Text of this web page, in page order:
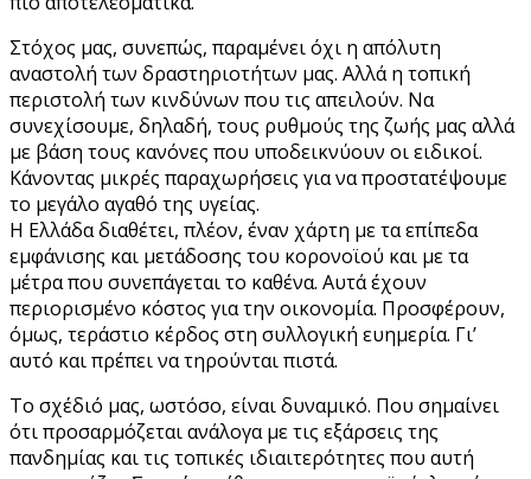
Στόχος μας, συνεπώς, παραμένει όχι η απόλυτη
αναστολή των δραστηριοτήτων μας. Αλλά η τοπική
περιστολή των κινδύνων που τις απειλούν. Να
συνεχίσουμε, δηλαδή, τους ρυθμούς της ζωής μας αλλά
με βάση τους κανόνες που υποδεικνύουν οι ειδικοί.
Κάνοντας μικρές παραχωρήσεις για να προστατέψουμε
το μεγάλο αγαθό της υγείας.
Η Ελλάδα διαθέτει, πλέον, έναν χάρτη με τα επίπεδα
εμφάνισης και μετάδοσης του κορονοϊού και με τα
μέτρα που συνεπάγεται το καθένα. Αυτά έχουν
περιορισμένο κόστος για την οικονομία. Προσφέρουν,
όμως, τεράστιο κέρδος στη συλλογική ευημερία. Γι’
αυτό και πρέπει να τηρούνται πιστά.
Το σχέδιό μας, ωστόσο, είναι δυναμικό. Που σημαίνει
ότι προσαρμόζεται ανάλογα με τις εξάρσεις της
πανδημίας και τις τοπικές ιδιαιτερότητες που αυτή